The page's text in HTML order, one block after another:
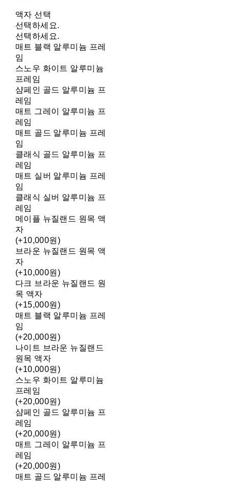
액자 선택
선택하세요.
선택하세요.
매트 블랙 알루미늄 프레
임
스노우 화이트 알루미늄
프레임
샴페인 골드 알루미늄 프
레임
매트 그레이 알루미늄 프
레임
매트 골드 알루미늄 프레
임
클래식 골드 알루미늄 프
레임
매트 실버 알루미늄 프레
임
클래식 실버 알루미늄 프
레임
메이플 뉴질랜드 원목 액
자
(+10,000원)
브라운 뉴질랜드 원목 액
자
(+10,000원)
다크 브라운 뉴질랜드 원
목 액자
(+15,000원)
매트 블랙 알루미늄 프레
임
(+20,000원)
나이트 브라운 뉴질랜드
원목 액자
(+10,000원)
스노우 화이트 알루미늄
프레임
(+20,000원)
샴페인 골드 알루미늄 프
레임
(+20,000원)
매트 그레이 알루미늄 프
레임
(+20,000원)
매트 골드 알루미늄 프레